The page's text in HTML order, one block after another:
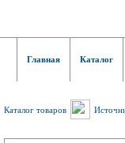
Главная Каталог
Каталог товаров